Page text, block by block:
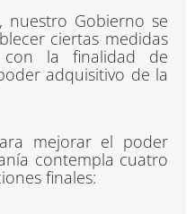
nuestro Gobierno se
ciertas medidas
con la finalidad de
adquisitivo de la
mejorar el poder
contempla cuatro
finales: